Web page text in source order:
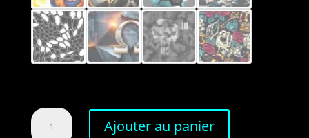
quantité
de
Ajouter au panier